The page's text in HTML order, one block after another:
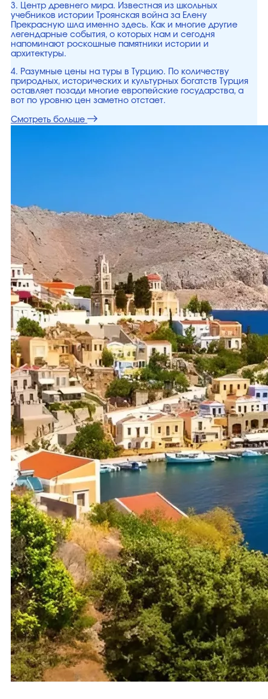
3. Центр древнего мира. Известная из школьных
учебников истории Троянская война за Елену
Прекрасную шла именно здесь. Как и многие другие
легендарные события, о которых нам и сегодня
напоминают роскошные памятники истории и
архитектуры.
4. Разумные цены на туры в Турцию. По количеству
природных, исторических и культурных богатств Турция
оставляет позади многие европейские государства, а
вот по уровню цен заметно отстает.
Смотреть больше